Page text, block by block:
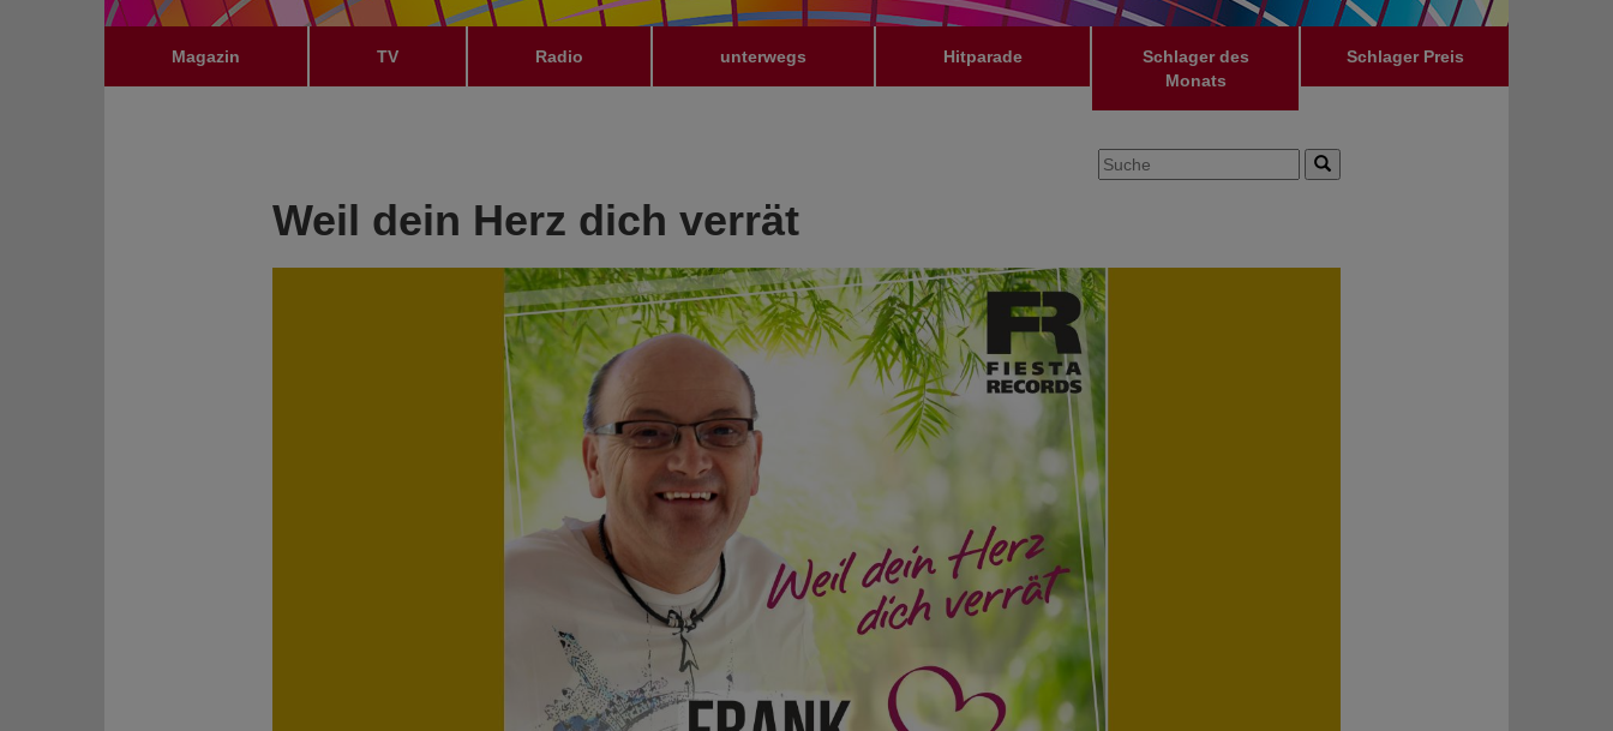
Magazin TV Radio unterwegs Hitparade
Schlager des
Monats
Schlager Preis
Weil dein Herz dich verrät